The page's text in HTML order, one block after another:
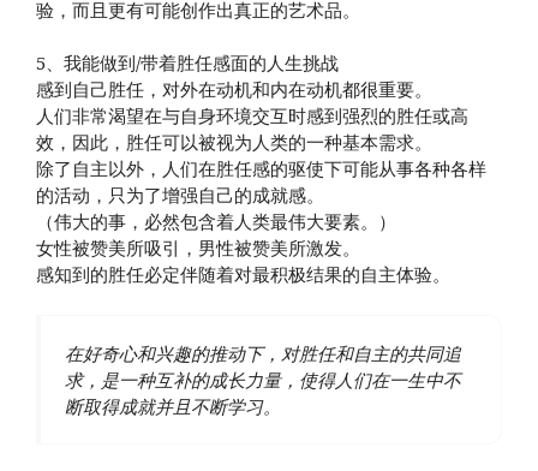
验，而且更有可能创作出真正的艺术品。
5、我能做到/带着胜任感面的人生挑战
感到自己胜任，对外在动机和内在动机都很重要。
人们非常渴望在与自身环境交互时感到强烈的胜任或高
效，因此，胜任可以被视为人类的一种基本需求。
除了自主以外，人们在胜任感的驱使下可能从事各种各样
的活动，只为了增强自己的成就感。
（伟大的事，必然包含着人类最伟大要素。）
女性被赞美所吸引，男性被赞美所激发。
感知到的胜任必定伴随着对最积极结果的自主体验。
在好奇心和兴趣的推动下，对胜任和自主的共同追
求，是一种互补的成长力量，使得人们在一生中不
断取得成就并且不断学习。